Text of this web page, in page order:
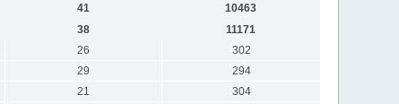
41
10463
38
11171
26
302
29
294
21
304